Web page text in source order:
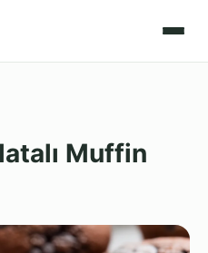
Muffin